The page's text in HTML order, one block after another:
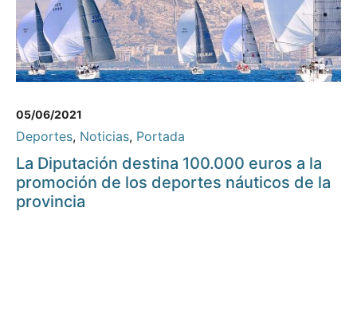
05/06/2021
Deportes, Noticias, Portada
La Diputación destina 100.000 euros a la
promoción de los deportes náuticos de la
provincia